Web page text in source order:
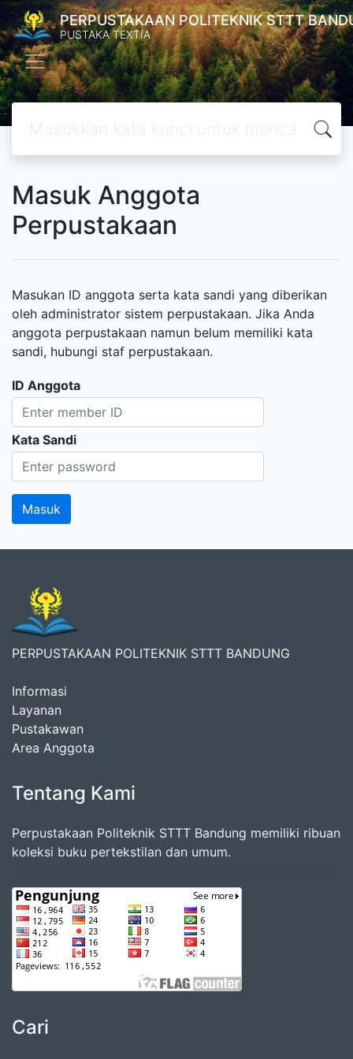
PERPUSTAKAAN POLITEKNIK STTT
PUSTAKA TEXTIA
Masuk Anggota
Perpustakaan
Masukan ID anggota serta kata sandi yang diberikan
oleh administrator sistem perpustakaan. Jika Anda
anggota perpustakaan namun belum memiliki kata
sandi, hubungi staf perpustakaan.
ID Anggota
Kata Sandi
PERPUSTAKAAN POLITEKNIK STTT BANDUNG
Informasi
Layanan
Pustakawan
Area Anggota
Tentang Kami
Perpustakaan Politeknik STTT Bandung memiliki ribuan
koleksi buku pertekstilan dan umum.
Cari